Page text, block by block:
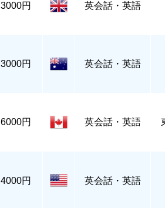
3000円 英会話・英語
3000円 英会話・英語
6000円 英会話・英語
4000円 英会話・英語